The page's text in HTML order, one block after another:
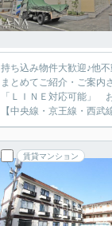
持ち込み物件大歓迎♪他
まとめてご紹介・ご案内
「ＬＩＮＥ対応可能」
【中央線・京王線・西
賃貸マンション